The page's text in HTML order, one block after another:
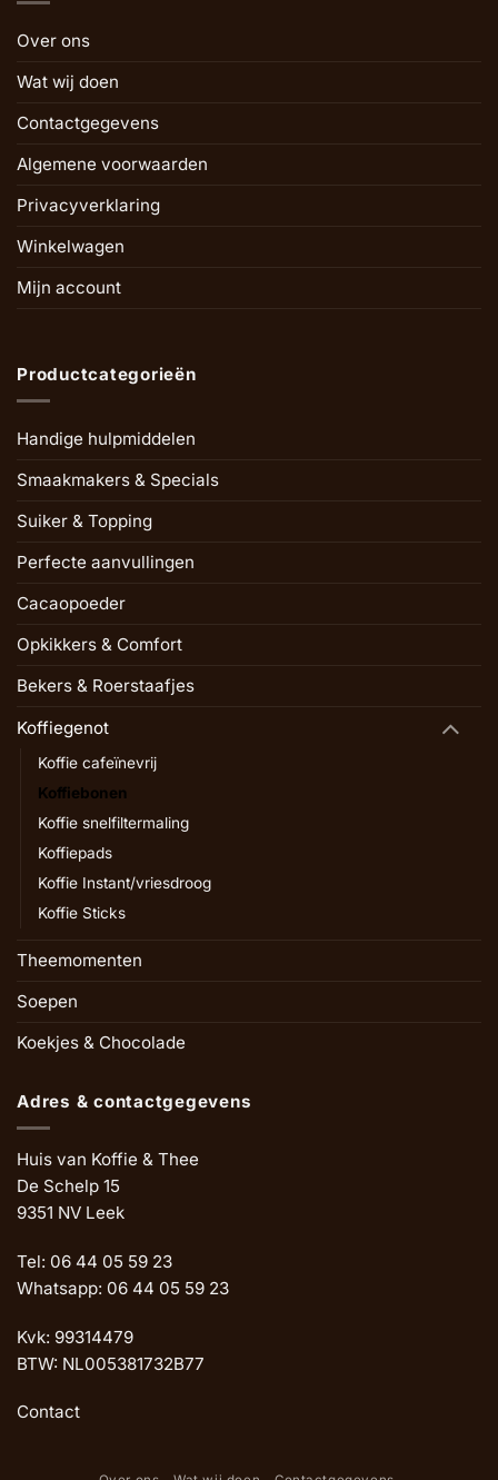
Over ons
Wat wij doen
Contactgegevens
Algemene voorwaarden
Privacyverklaring
Winkelwagen
Mijn account
Productcategorieën
Handige hulpmiddelen
Smaakmakers & Specials
Suiker & Topping
Perfecte aanvullingen
Cacaopoeder
Opkikkers & Comfort
Bekers & Roerstaafjes
Koffiegenot
Koffie cafeïnevrij
Koffiebonen
Koffie snelfiltermaling
Koffiepads
Koffie Instant/vriesdroog
Koffie Sticks
Theemomenten
Soepen
Koekjes & Chocolade
Adres & contactgegevens
Huis van Koffie & Thee
De Schelp 15
9351 NV Leek
Tel: 06 44 05 59 23
Whatsapp: 06 44 05 59 23
Kvk: 99314479
BTW: NL005381732B77
Contact